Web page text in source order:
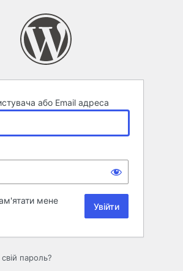
або Email адреса
мене
пароль?